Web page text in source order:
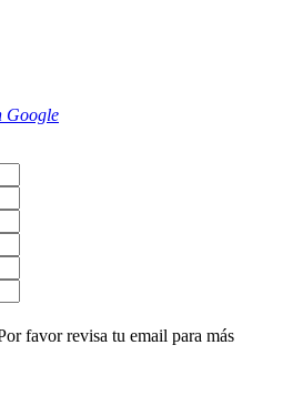
Google
favor revisa tu email para más